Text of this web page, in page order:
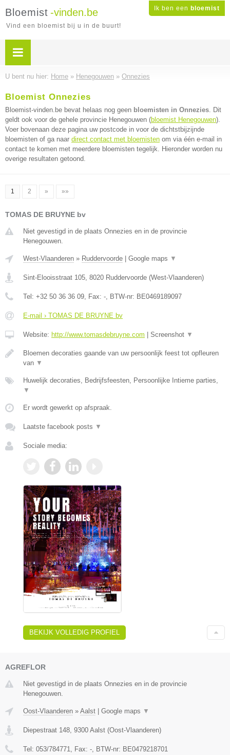
Ik ben een bloemist
Bloemist -vinden.be
Vind een bloemist bij u in de buurt!
U bent nu hier: Home » Henegouwen » Onnezies
Bloemist Onnezies
Bloemist-vinden.be bevat helaas nog geen bloemisten in Onnezies. Dit
geldt ook voor de gehele provincie Henegouwen (bloemist Henegouwen).
Voer bovenaan deze pagina uw postcode in voor de dichtstbijzijnde
bloemisten of ga naar direct contact met bloemisten om via één e-mail in
contact te komen met meerdere bloemisten tegelijk. Hieronder worden nu
overige resultaten getoond.
1 2 » »»
TOMAS DE BRUYNE bv
Niet gevestigd in de plaats Onnezies en in de provincie
Henegouwen.
West-Vlaanderen » Ruddervoorde Google maps ▼
Sint-Elooisstraat 105, 8020 Ruddervoorde (West-Vlaanderen)
Tel: +32 50 36 36 09, Fax: -, BTW-nr: BE0469189097
E-mail › TOMAS DE BRUYNE bv
Website: http://www.tomasdebruyne.com Screenshot ▼
Bloemen decoraties gaande van uw persoonlijk feest tot opfleuren
van ▼
Huwelijk decoraties, Bedrijfsfeesten, Persoonlijke Intieme parties,
▼
Er wordt gewerkt op afspraak.
Laatste facebook posts ▼
Sociale media:
BEKIJK VOLLEDIG PROFIEL
AGREFLOR
Niet gevestigd in de plaats Onnezies en in de provincie
Henegouwen.
Oost-Vlaanderen » Aalst Google maps ▼
Diepestraat 148, 9300 Aalst (Oost-Vlaanderen)
Tel: 053/784771, Fax: -, BTW-nr: BE0479218701